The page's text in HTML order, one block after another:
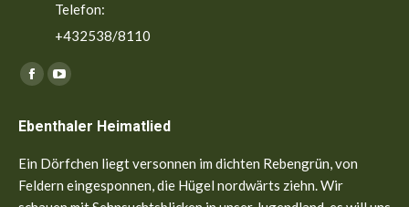
Telefon:
+432538/8110
Finden Sie uns auf:
Facebook
opens
in
new
YouTube
opens
in
new
Ebenthaler Heimatlied
Ein Dörfchen liegt versonnen im dichten Rebengrün, von
Feldern eingesponnen, die Hügel nordwärts ziehn. Wir